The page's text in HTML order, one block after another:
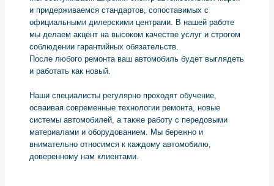
и придерживаемся стандартов, сопоставимых с
официальными дилерскими центрами. В нашей работе
мы делаем акцент на высоком качестве услуг и строгом
соблюдении гарантийных обязательств.
После любого ремонта ваш автомобиль будет выглядеть
и работать как новый.
Наши специалисты регулярно проходят обучение,
осваивая современные технологии ремонта, новые
системы автомобилей, а также работу с передовыми
материалами и оборудованием. Мы бережно и
внимательно относимся к каждому автомобилю,
доверенному нам клиентами.